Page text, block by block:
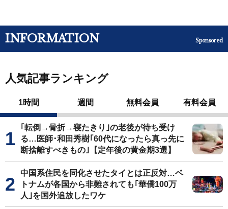
INFORMATION Sponsored
人気記事ランキング
1時間 週間 無料会員 有料会員
｢転倒→骨折→寝たきり｣の老後が待ち受け
る…医師･和田秀樹｢60代になったら真っ先に
断捨離すべきもの｣【定年後の黄金期3選】
中国系住民を同化させたタイとは正反対…ベ
トナムが各国から非難されても｢華僑100万
人｣を国外追放したワケ